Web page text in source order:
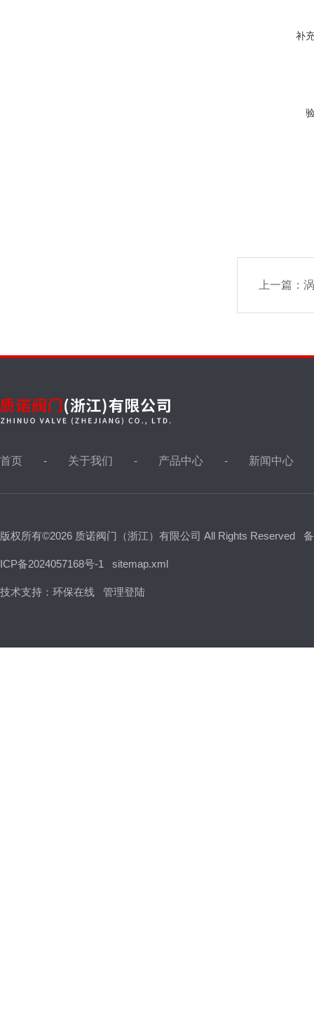
补
上一篇：
首页 关于我们 产品中心 新闻中心
版权所有©2026 质诺阀门（浙江）有限公司 All Rights Reserved
ICP备2024057168号-1 sitemap.xml
技术支持： 环保在线 管理登陆